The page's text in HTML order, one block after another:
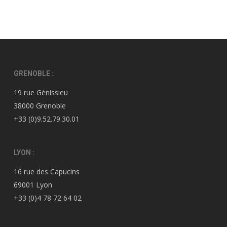
GRENOBLE :
19 rue Génissieu
38000 Grenoble
+33 (0)9.52.79.30.01
LYON :
16 rue des Capucins
69001 Lyon
+33 (0)4 78 72 64 02